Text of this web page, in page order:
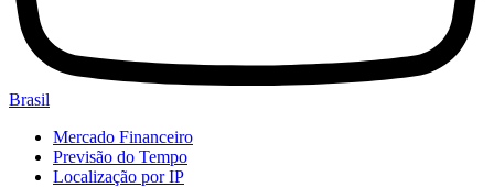
Brasil
Mercado Financeiro
Previsão do Tempo
Localização por IP